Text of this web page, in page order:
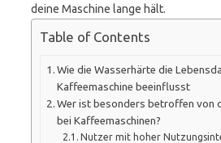
deine Maschine lange hält.
Table of Contents
Wie die Wasserhärte die
Kaffeemaschine beeinflusst
Wer ist besonders betroffen von
bei Kaffeemaschinen?
Nutzer mit hoher